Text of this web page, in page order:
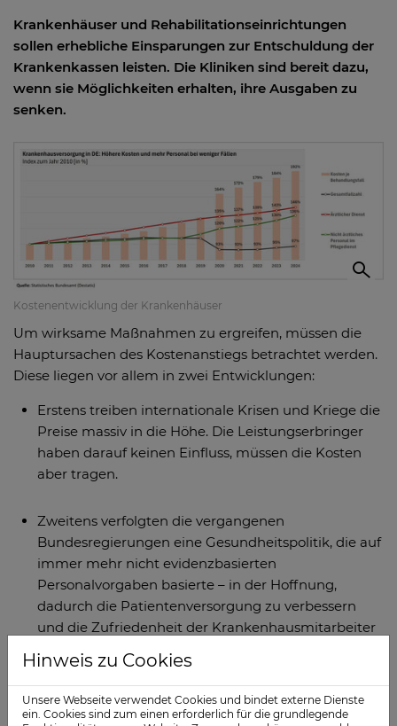
Krankenhäuser und Rehabilitationseinrichtungen
sollen erhebliche Einsparungen zur Entschuldung der
Krankenkassen leisten. Die Kliniken sind bereit dazu,
wenn sie Möglichkeiten erhalten, ihre Ausgaben zu
senken.
Kostenentwicklung der Krankenhäuser
Um wirksame Maßnahmen zu ergreifen, müssen die
Hauptursachen des Kostenanstiegs betrachtet werden.
Diese liegen vor allem in zwei Entwicklungen:
Erstens treiben internationale Krisen und Kriege die
Preise massiv in die Höhe. Die Leistungserbringer
haben darauf keinen Einfluss, müssen die Kosten
aber tragen.
Zweitens verfolgten die vergangenen
Bundesregierungen eine Gesundheitspolitik, die auf
immer mehr nicht evidenzbasierten
Personalvorgaben basierte – in der Hoffnung,
dadurch die Patientenversorgung zu verbessern
und die Zufriedenheit der Krankenhausmitarbeiter
Rekordhöhen, ohne dass sich die Versorgung
tatsächlich verbesserte.
Hinweis zu Cookies
Unsere Webseite verwendet Cookies und bindet externe Dienste
ein. Cookies sind zum einen erforderlich für die grundlegende